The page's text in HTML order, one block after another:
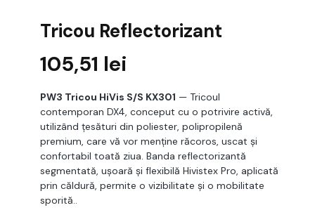
Tricou Reflectorizant
105,51 lei
PW3 Tricou HiVis S/S KX301 — Tricoul
contemporan DX4, conceput cu o potrivire activă,
utilizând țesături din poliester, polipropilenă
premium, care vă vor menține răcoros, uscat și
confortabil toată ziua. Banda reflectorizantă
segmentată, ușoară și flexibilă Hivistex Pro, aplicată
prin căldură, permite o vizibilitate și o mobilitate
sporită..